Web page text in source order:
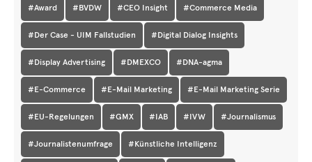
#Award #BVDW #CEO Insight #Commerce Media
#Der Case - UIM Fallstudien #Digital Dialog Insights
#Display Advertising #DMEXCO #DNA-agma
#E-Commerce #E-Mail Marketing #E-Mail Marketing Serie
#EU-Regelungen #GMX #IAB #IVW #Journalismus
#Journalistenumfrage #Künstliche Intelligenz